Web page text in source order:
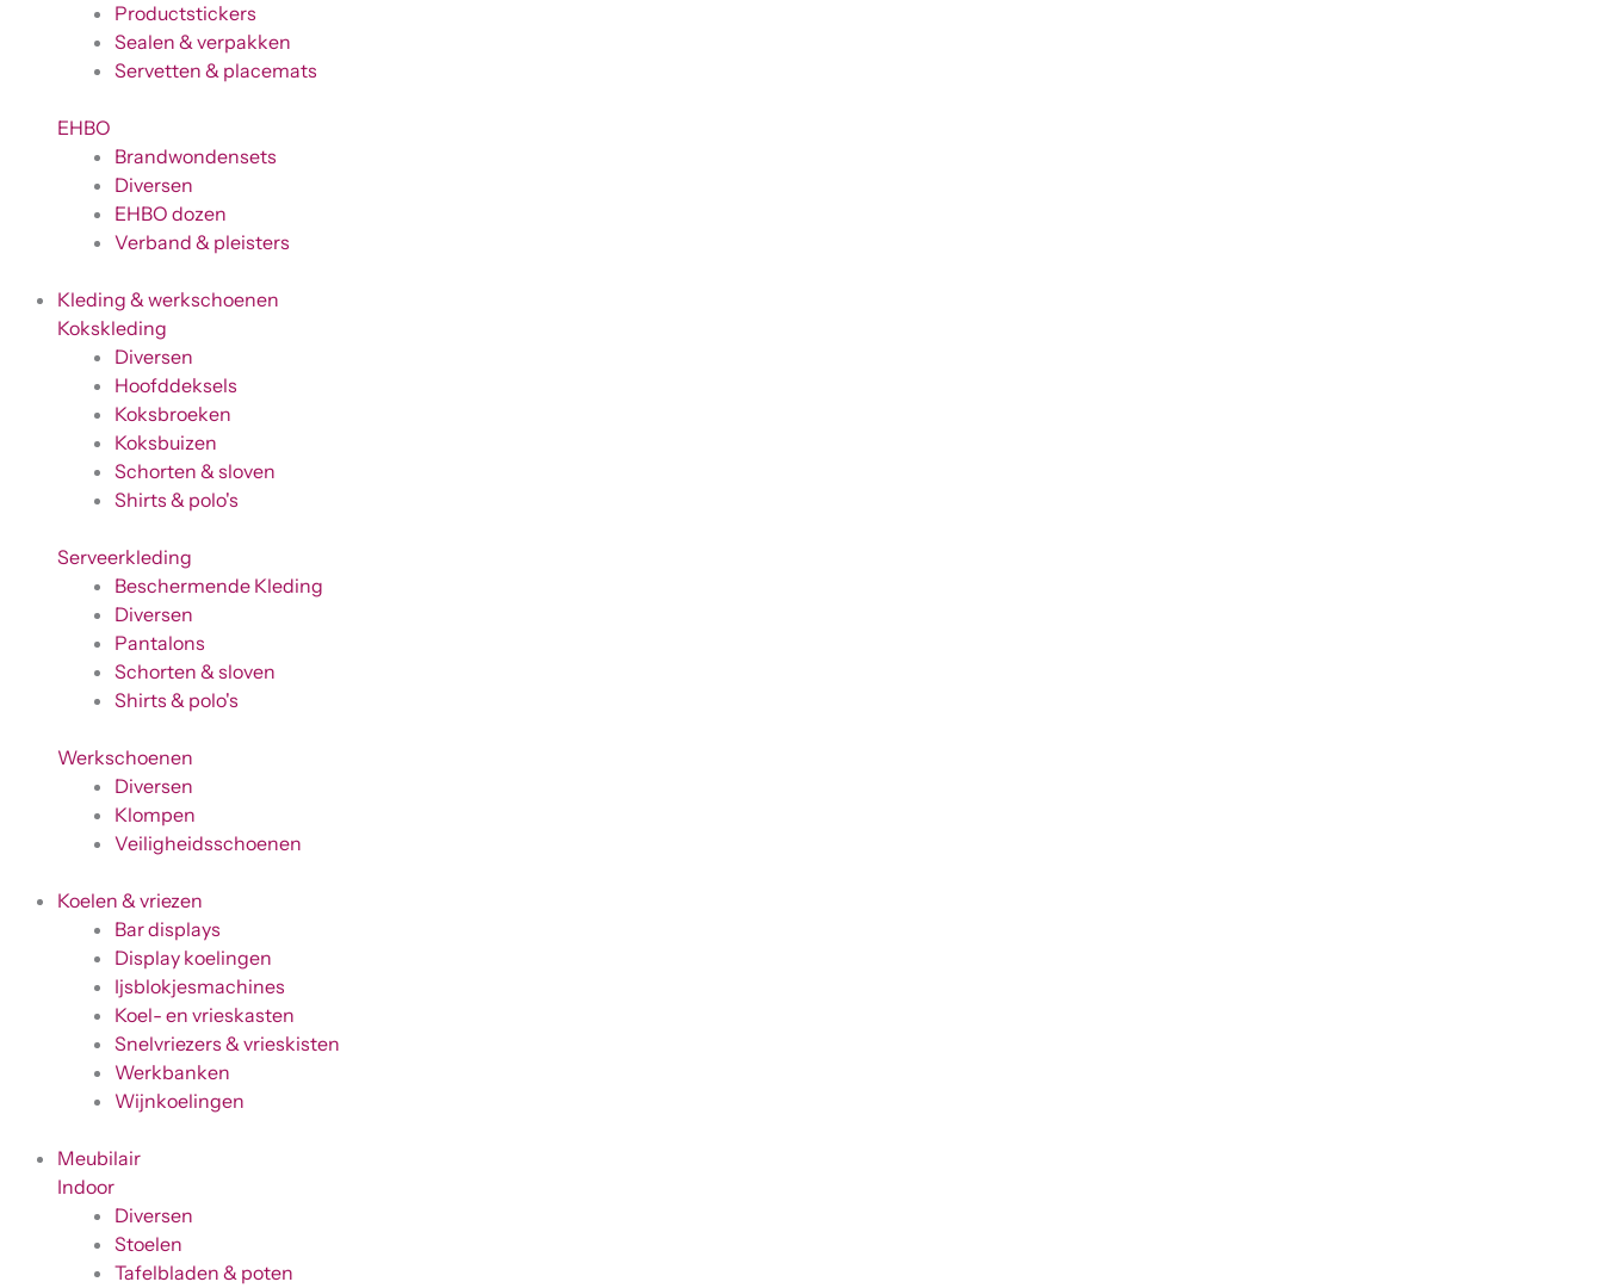
Productstickers
Sealen & verpakken
Servetten & placemats
EHBO
Brandwondensets
Diversen
EHBO dozen
Verband & pleisters
Kleding & werkschoenen
Kokskleding
Diversen
Hoofddeksels
Koksbroeken
Koksbuizen
Schorten & sloven
Shirts & polo's
Serveerkleding
Beschermende Kleding
Diversen
Pantalons
Schorten & sloven
Shirts & polo's
Werkschoenen
Diversen
Klompen
Veiligheidsschoenen
Koelen & vriezen
Bar displays
Display koelingen
Ijsblokjesmachines
Koel- en vrieskasten
Snelvriezers & vrieskisten
Werkbanken
Wijnkoelingen
Meubilair
Indoor
Diversen
Stoelen
Tafelbladen & poten